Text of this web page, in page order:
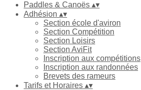
Paddles & Canoës ▴▾
Adhésion ▴▾
Section école d'aviron
Section Compétition
Section Loisirs
Section AviFit
Inscription aux compétitions
Inscription aux randonnées
Brevets des rameurs
Tarifs et Horaires ▴▾